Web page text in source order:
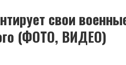
свои
(ФОТО, ВИДЕО)